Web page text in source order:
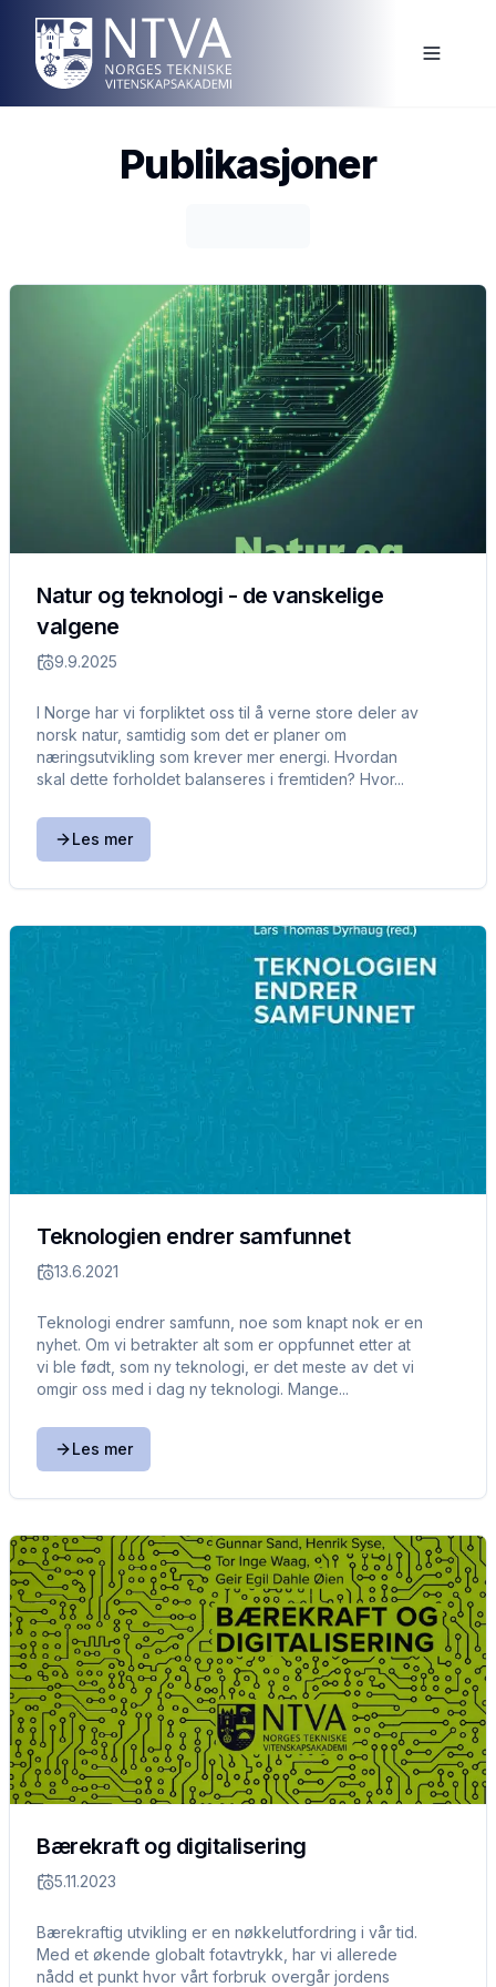
Publikasjoner
Natur og teknologi - de vanskelige
valgene
9.9.2025
I Norge har vi forpliktet oss til å verne store deler av
norsk natur, samtidig som det er planer om
næringsutvikling som krever mer energi. Hvordan
skal dette forholdet balanseres i fremtiden? Hvor...
Les mer
Teknologien endrer samfunnet
13.6.2021
Teknologi endrer samfunn, noe som knapt nok er en
nyhet. Om vi betrakter alt som er oppfunnet etter at
vi ble født, som ny teknologi, er det meste av det vi
omgir oss med i dag ny teknologi. Mange...
Les mer
Bærekraft og digitalisering
5.11.2023
Bærekraftig utvikling er en nøkkelutfordring i vår tid.
Med et økende globalt fotavtrykk, har vi allerede
nådd et punkt hvor vårt forbruk overgår jordens